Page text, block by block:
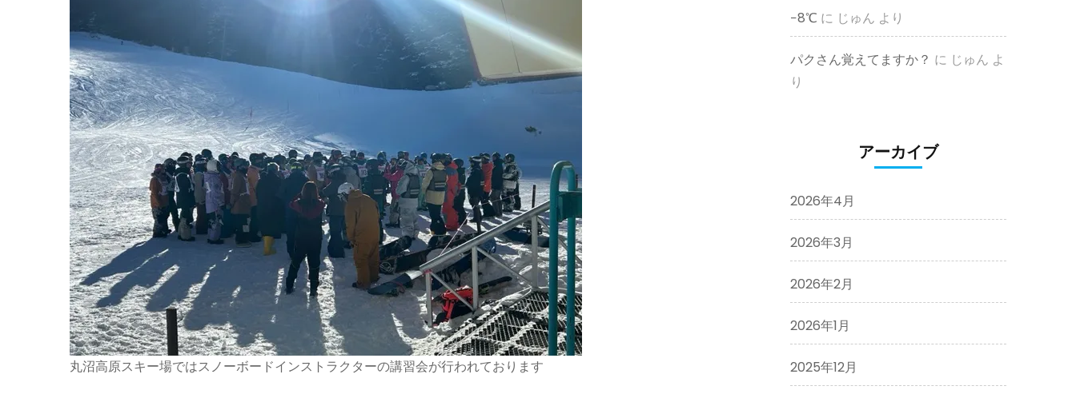
丸沼高原スキー場ではスノーボードインストラクターの講習会が行われております
−8℃ に じゅん より
パクさん覚えてますか？ に じゅん よ
り
アーカイブ
2026年4月
2026年3月
2026年2月
2026年1月
2025年12月